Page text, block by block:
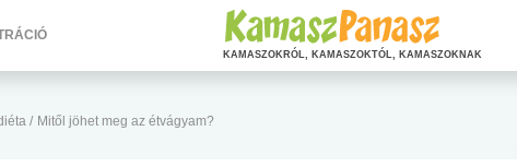
/ Mitől jöhet meg az étvágyam?
KAMASZOKRÓL, KAMASZOKTÓL, KAMASZOKNAK